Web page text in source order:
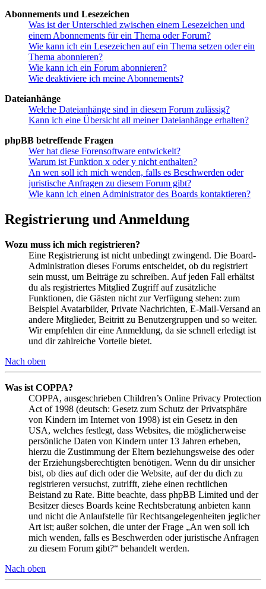
Abonnements und Lesezeichen
Was ist der Unterschied zwischen einem Lesezeichen und
einem Abonnements für ein Thema oder Forum?
Wie kann ich ein Lesezeichen auf ein Thema setzen oder ein
Thema abonnieren?
Wie kann ich ein Forum abonnieren?
Wie deaktiviere ich meine Abonnements?
Dateianhänge
Welche Dateianhänge sind in diesem Forum zulässig?
Kann ich eine Übersicht all meiner Dateianhänge erhalten?
phpBB betreffende Fragen
Wer hat diese Forensoftware entwickelt?
Warum ist Funktion x oder y nicht enthalten?
An wen soll ich mich wenden, falls es Beschwerden oder
juristische Anfragen zu diesem Forum gibt?
Wie kann ich einen Administrator des Boards kontaktieren?
Registrierung und Anmeldung
Wozu muss ich mich registrieren?
Eine Registrierung ist nicht unbedingt zwingend. Die Board-
Administration dieses Forums entscheidet, ob du registriert
sein musst, um Beiträge zu schreiben. Auf jeden Fall erhältst
du als registriertes Mitglied Zugriff auf zusätzliche
Funktionen, die Gästen nicht zur Verfügung stehen: zum
Beispiel Avatarbilder, Private Nachrichten, E-Mail-Versand an
andere Mitglieder, Beitritt zu Benutzergruppen und so weiter.
Wir empfehlen dir eine Anmeldung, da sie schnell erledigt ist
und dir zahlreiche Vorteile bietet.
Nach oben
Was ist COPPA?
COPPA, ausgeschrieben Children’s Online Privacy Protection
Act of 1998 (deutsch: Gesetz zum Schutz der Privatsphäre
von Kindern im Internet von 1998) ist ein Gesetz in den
USA, welches festlegt, dass Websites, die möglicherweise
persönliche Daten von Kindern unter 13 Jahren erheben,
hierzu die Zustimmung der Eltern beziehungsweise des oder
der Erziehungsberechtigten benötigen. Wenn du dir unsicher
bist, ob dies auf dich oder die Website, auf der du dich zu
registrieren versuchst, zutrifft, ziehe einen rechtlichen
Beistand zu Rate. Bitte beachte, dass phpBB Limited und der
Besitzer dieses Boards keine Rechtsberatung anbieten kann
und nicht die Anlaufstelle für Rechtsangelegenheiten jeglicher
Art ist; außer solchen, die unter der Frage „An wen soll ich
mich wenden, falls es Beschwerden oder juristische Anfragen
zu diesem Forum gibt?“ behandelt werden.
Nach oben